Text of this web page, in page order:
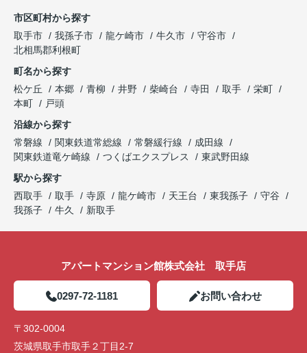
市区町村から探す
取手市
我孫子市 龍ケ崎市 牛久市
守谷市
北相馬郡利根町
町名から探す
松ケ丘
本郷 青柳 井野 柴崎台 寺田 取手
栄町
本町
戸頭
沿線から探す
常磐線
関東鉄道常総線 常磐緩行線
成田線
関東鉄道竜ケ崎線
つくばエクスプレス
東武野田線
駅から探す
西取手
取手 寺原 龍ケ崎市 天王台 東我孫子
守谷
我孫子
牛久 新取手
アパートマンション館株式会社 取手店
0297-72-1181 お問い合わせ
〒302-0004
茨城県取手市取手２丁目2-7